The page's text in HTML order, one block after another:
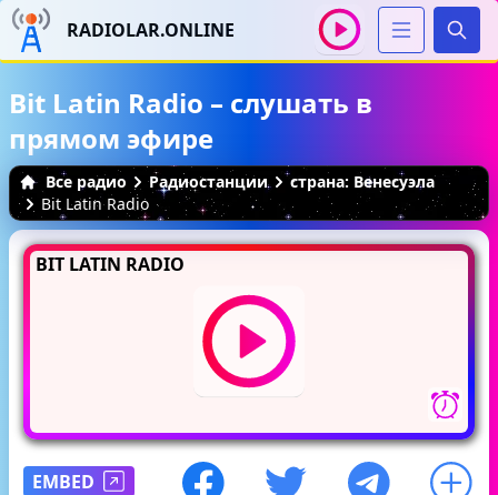
RADIOLAR.ONLINE
Bit Latin Radio – слушать в
прямом эфире
Все радио Радиостанции
страна: Венесуэла
Bit Latin Radio
BIT LATIN RADIO
EMBED